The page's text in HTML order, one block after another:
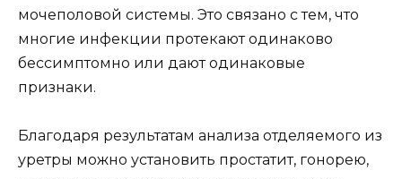
мочеполовой системы. Это связано с тем, что
многие инфекции протекают одинаково
бессимптомно или дают одинаковые
признаки.
Благодаря результатам анализа отделяемого из
уретры можно установить простатит, гонорею,